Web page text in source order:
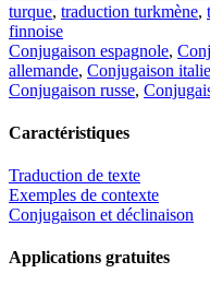
turque, traduction turkmène,
finnoise
Conjugaison espagnole,
allemande, Conjugaison
Conjugaison russe,
Caractéristiques
Traduction de texte
Exemples de contexte
Conjugaison et déclinaison
Applications gratuites